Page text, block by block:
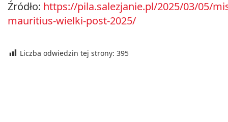
Źródło: https://pila.salezjanie.pl/2025/03/05/
mauritius-wielki-post-2025/
Liczba odwiedzin tej strony: 395